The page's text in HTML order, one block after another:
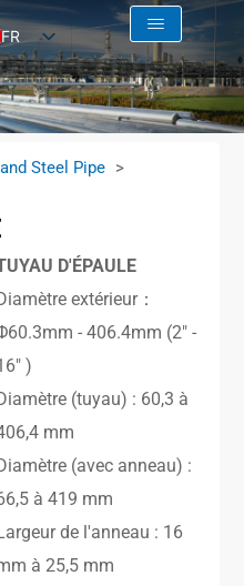
FR
EN
AR
Steel Pipe
D'ÉPAULE
extérieur：
- 406.4mm (2″ -
)
(tuyau) : 60,3 à
mm
(avec anneau) :
à 419 mm
de l'anneau : 16
à 25,5 mm